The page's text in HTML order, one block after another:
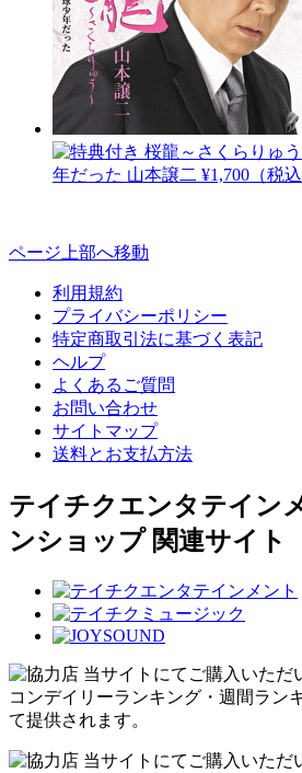
桜龍～さくらりゅ
年だった 山本譲二 ¥1,700（税込
ページ上部へ移動
利用規約
プライバシーポリシー
特定商取引法に基づく表記
ヘルプ
よくあるご質問
お問い合わせ
サイトマップ
送料とお支払方法
テイチクエンタテイン
ンショップ 関連サイト
当サイトにてご購入いただ
コンデイリーランキング・週間ラン
て提供されます。
当サイトにてご購入いただ